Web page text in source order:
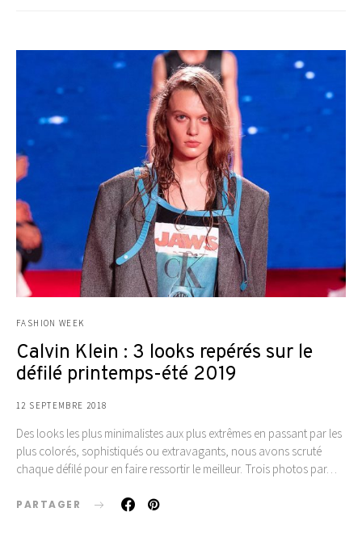
FASHION WEEK
Calvin Klein : 3 looks repérés sur le
défilé printemps-été 2019
12 SEPTEMBRE 2018
Des looks les plus minimalistes aux plus extrêmes en passant par les
plus colorés, sophistiqués ou extravagants, nous avons scruté
chaque défilé pour en faire ressortir le meilleur. Trois photos par…
PARTAGER